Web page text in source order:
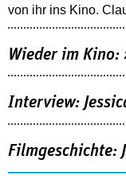
von ihr ins Kino.
Wieder im
Interview:
Filmgeschichte: